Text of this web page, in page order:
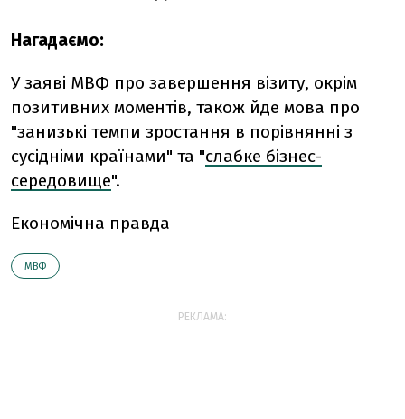
Нагадаємо:
У заяві МВФ про завершення візиту, окрім
позитивних моментів, також йде мова про
"занизькі темпи зростання в порівнянні з
сусідніми країнами" та "слабке бізнес-
середовище".
Економічна правда
МВФ
РЕКЛАМА: